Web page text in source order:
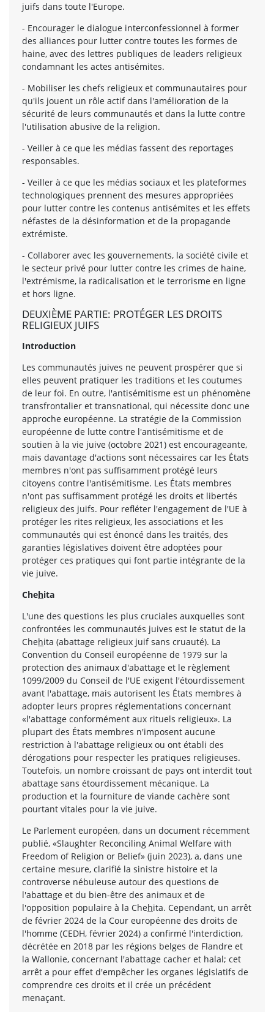
juifs dans toute l'Europe.
- Encourager le dialogue interconfessionnel à former
des alliances pour lutter contre toutes les formes de
haine, avec des lettres publiques de leaders religieux
condamnant les actes antisémites.
- Mobiliser les chefs religieux et communautaires pour
qu'ils jouent un rôle actif dans l'amélioration de la
sécurité de leurs communautés et dans la lutte contre
l'utilisation abusive de la religion.
- Veiller à ce que les médias fassent des reportages
responsables.
- Veiller à ce que les médias sociaux et les plateformes
technologiques prennent des mesures appropriées
pour lutter contre les contenus antisémites et les effets
néfastes de la désinformation et de la propagande
extrémiste.
- Collaborer avec les gouvernements, la société civile et
le secteur privé pour lutter contre les crimes de haine,
l'extrémisme, la radicalisation et le terrorisme en ligne
et hors ligne.
DEUXIÈME PARTIE: PROTÉGER LES DROITS
RELIGIEUX JUIFS
Introduction
Les communautés juives ne peuvent prospérer que si
elles peuvent pratiquer les traditions et les coutumes
de leur foi. En outre, l'antisémitisme est un phénomène
transfrontalier et transnational, qui nécessite donc une
approche européenne. La stratégie de la Commission
européenne de lutte contre l'antisémitisme et de
soutien à la vie juive (octobre 2021) est encourageante,
mais davantage d'actions sont nécessaires car les États
membres n'ont pas suffisamment protégé leurs
citoyens contre l'antisémitisme. Les États membres
n'ont pas suffisamment protégé les droits et libertés
religieux des juifs. Pour refléter l'engagement de l'UE à
protéger les rites religieux, les associations et les
communautés qui est énoncé dans les traités, des
garanties législatives doivent être adoptées pour
protéger ces pratiques qui font partie intégrante de la
vie juive.
Chehita
L'une des questions les plus cruciales auxquelles sont
confrontées les communautés juives est le statut de la
Chehita (abattage religieux juif sans cruauté). La
Convention du Conseil européenne de 1979 sur la
protection des animaux d'abattage et le règlement
1099/2009 du Conseil de l'UE exigent l'étourdissement
avant l'abattage, mais autorisent les États membres à
adopter leurs propres réglementations concernant
«l'abattage conformément aux rituels religieux». La
plupart des États membres n'imposent aucune
restriction à l'abattage religieux ou ont établi des
dérogations pour respecter les pratiques religieuses.
Toutefois, un nombre croissant de pays ont interdit tout
abattage sans étourdissement mécanique. La
production et la fourniture de viande cachère sont
pourtant vitales pour la vie juive.
Le Parlement européen, dans un document récemment
publié, «Slaughter Reconciling Animal Welfare with
Freedom of Religion or Belief» (juin 2023), a, dans une
certaine mesure, clarifié la sinistre histoire et la
controverse nébuleuse autour des questions de
l'abattage et du bien-être des animaux et de
l'opposition populaire à la Chehita. Cependant, un arrêt
de février 2024 de la Cour européenne des droits de
l'homme (CEDH, février 2024) a confirmé l'interdiction,
décrétée en 2018 par les régions belges de Flandre et
la Wallonie, concernant l'abattage cacher et halal; cet
arrêt a pour effet d'empêcher les organes législatifs de
comprendre ces droits et il crée un précédent
menaçant.